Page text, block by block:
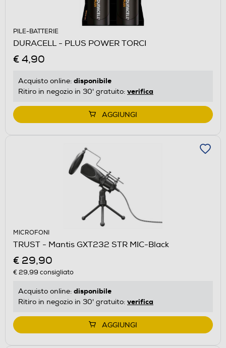
PILE-BATTERIE
DURACELL - PLUS POWER TORCI
€ 4,90
Acquisto online: disponibile
Ritiro in negozio in 30' gratuito: verifica
AGGIUNGI
MICROFONI
TRUST - Mantis GXT232 STR MIC-Black
€ 29,90
€ 29,99 consigliato
Acquisto online: disponibile
Ritiro in negozio in 30' gratuito: verifica
AGGIUNGI